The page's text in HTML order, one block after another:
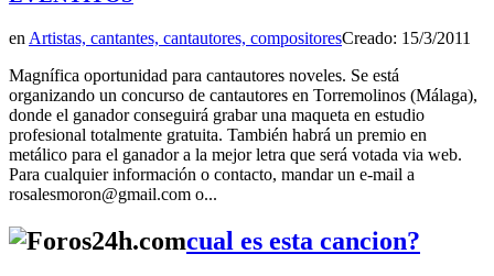
en Artistas, cantantes, cantautores, compositoresCreado: 15/3/2011
Magnífica oportunidad para cantautores noveles. Se está
organizando un concurso de cantautores en Torremolinos (Málaga),
donde el ganador conseguirá grabar una maqueta en estudio
profesional totalmente gratuita. También habrá un premio en
metálico para el ganador a la mejor letra que será votada via web.
Para cualquier información o contacto, mandar un e-mail a
rosalesmoron@gmail.com o...
cual es esta cancion?